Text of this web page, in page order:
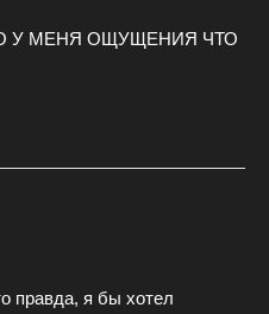
У МЕНЯ ОЩУЩЕНИЯ ЧТО
правда, я бы хотел